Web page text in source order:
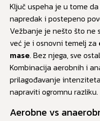
Ključ uspeha je u tome
napredak i postepeno
Vežbanje je nešto što ne
već je i osnovni temelj za
mase. Bez njega, sve
Kombinacija aerobnih i
prilagođavanje
napraviti ogromnu razliku.
Aerobne vs